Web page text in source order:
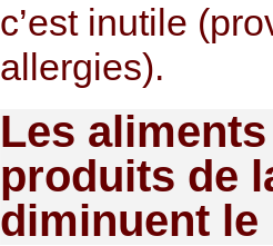
c’est inutile
allergies).
Les
produits de
diminuent le